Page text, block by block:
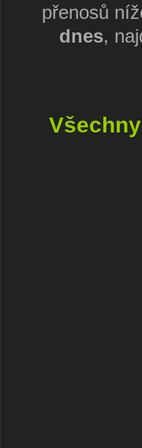
přenosů
dnes,